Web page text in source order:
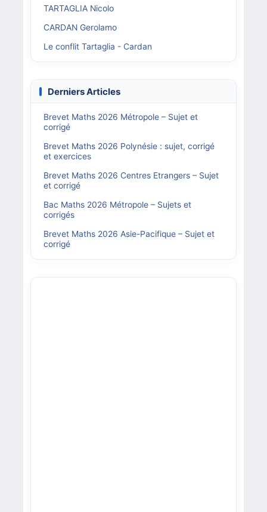
TARTAGLIA Nicolo
CARDAN Gerolamo
Le conflit Tartaglia - Cardan
Derniers Articles
Brevet Maths 2026 Métropole – Sujet et
corrigé
Brevet Maths 2026 Polynésie : sujet, corrigé
et exercices
Brevet Maths 2026 Centres Etrangers – Sujet
et corrigé
Bac Maths 2026 Métropole – Sujets et
corrigés
Brevet Maths 2026 Asie-Pacifique – Sujet et
corrigé